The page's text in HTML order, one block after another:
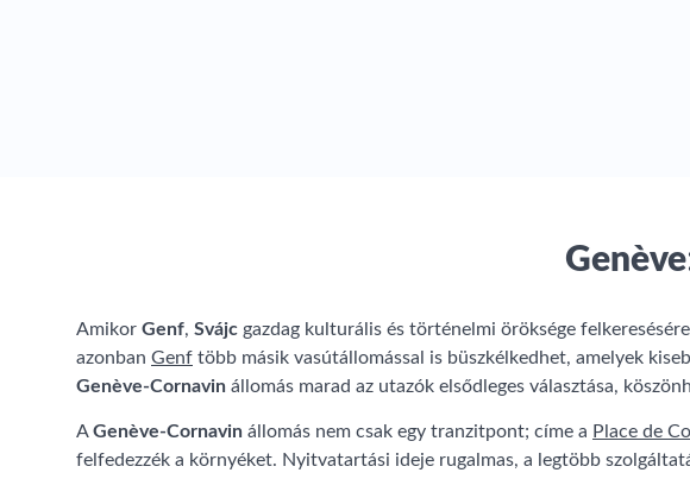
Genève
Amikor Genf, Svájc gazdag kulturális és történelmi öröksége
azonban Genf több másik vasútállomással is büszkélkedhet, amelyek
Genève-Cornavin állomás marad az utazók elsődleges választása,
AGenève-Cornavin állomás nem csak egy tranzitpont; címe a Place de
felfedezzék a környéket. Nyitvatartási ideje rugalmas, a legtöbb